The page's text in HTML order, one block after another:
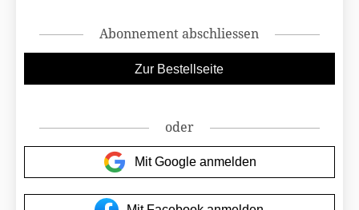
Abonnement abschliessen
oder
Mit Google anmelden